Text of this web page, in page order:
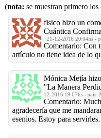
(nota: se muestran primero
fisico hizo un
Cuántica
21-12-2016 20:04hs -
Comentario: Con
artículo no tiene idea de lo
Mónica Mejía
"La Manera
12-2016 19:07hs - país:
Comentario:
agradecería que me
esenios. Estoy para